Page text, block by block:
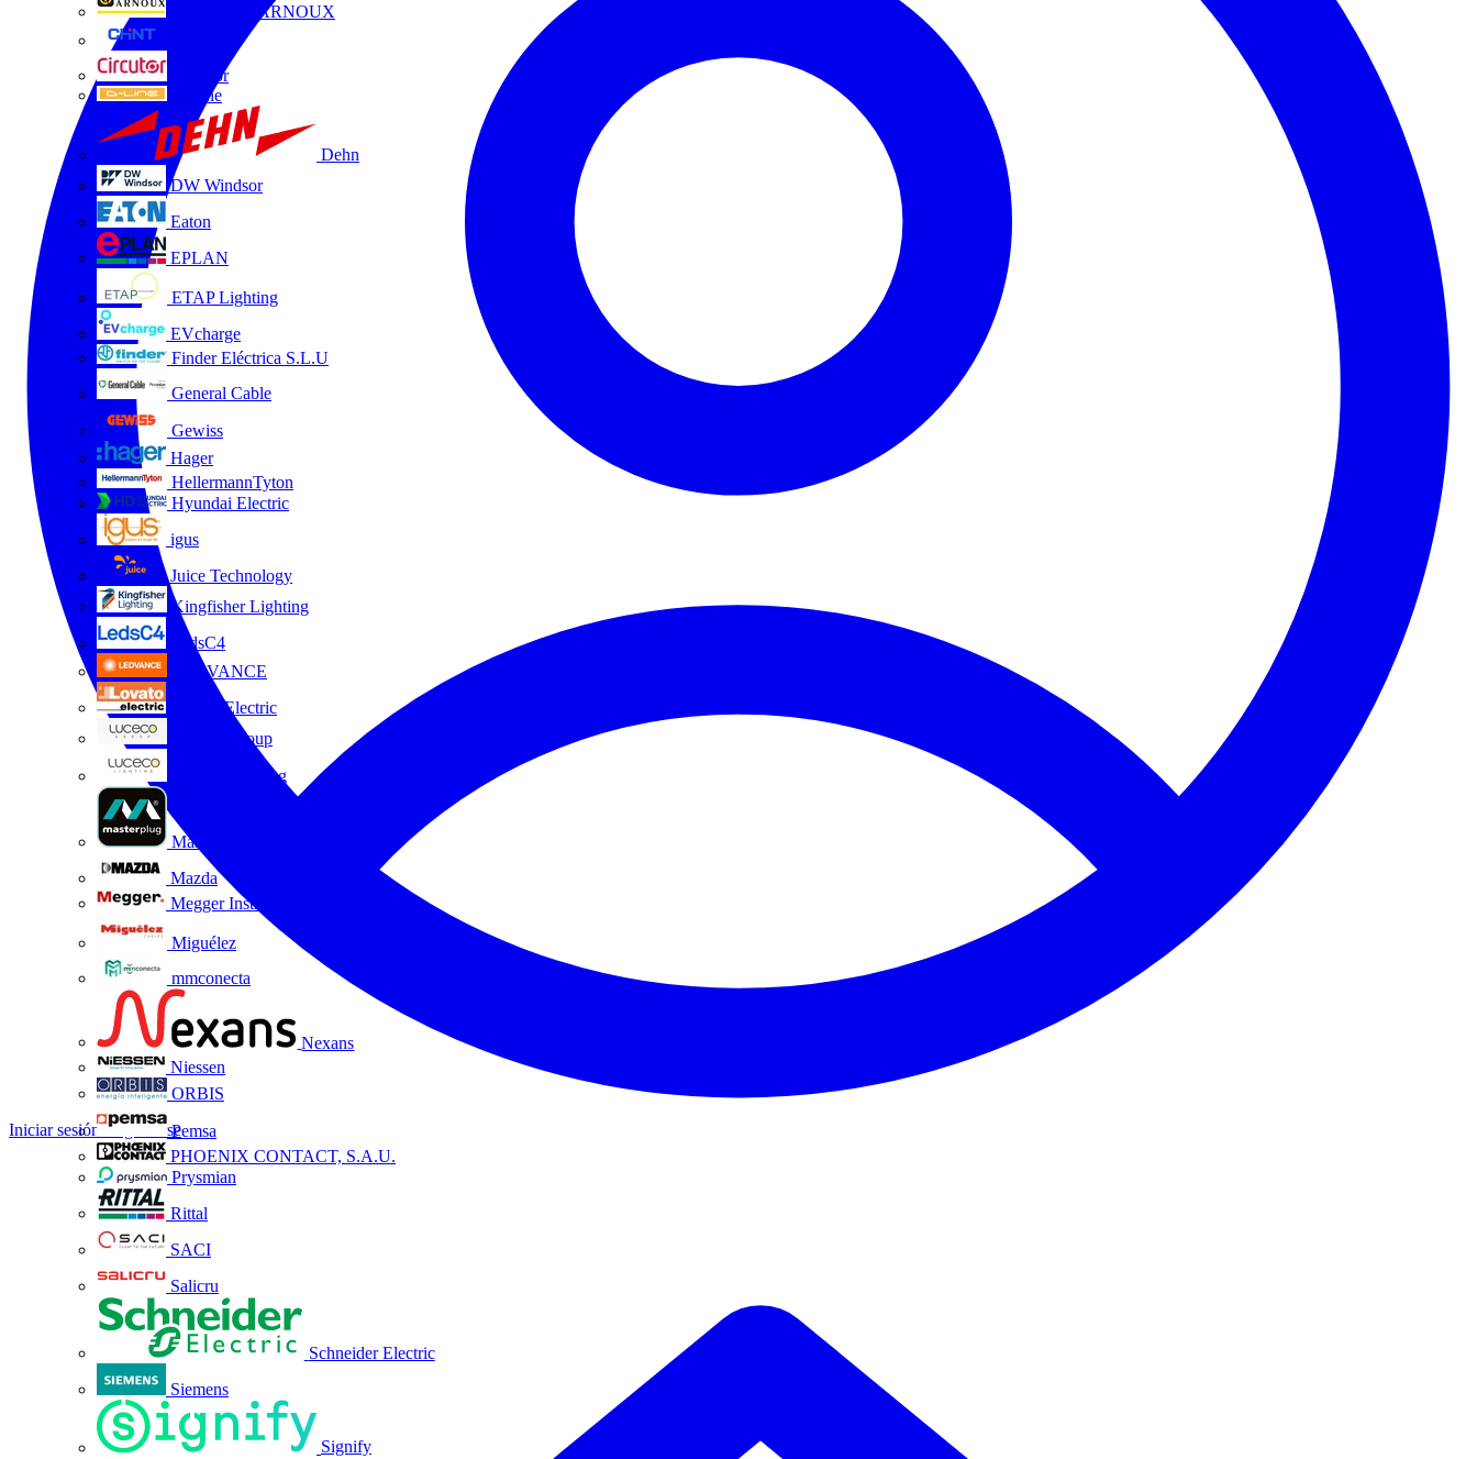
CHAUVIN ARNOUX
Circutor
D-Line
Dehn
DW Windsor
Eaton
EPLAN
ETAP Lighting
EVcharge
Finder Eléctrica S.L.U
General Cable
Gewiss
Hager
HellermannTyton
Hyundai Electric
igus
Juice Technology
Kingfisher Lighting
LedsC4
LEDVANCE
Lovato Electric
Luceco Group
Luceco Lighting
Masterplug
Mazda
Megger Instruments S.L.
Miguélez
mmconecta
Nexans
Niessen
ORBIS
Pemsa
PHOENIX CONTACT, S.A.U.
Prysmian
Rittal
SACI
Salicru
Schneider Electric
Siemens
Signify
Iniciar sesiónRegistrarse